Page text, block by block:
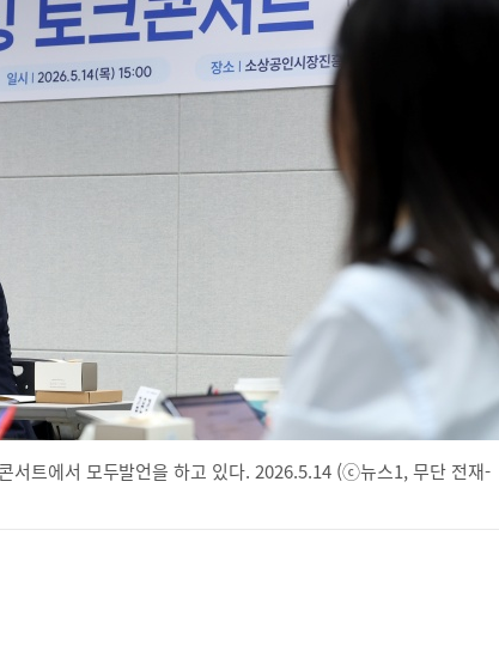
서트에서 모두발언을 하고 있다. 2026.5.14 (ⓒ뉴스1, 무단 전재-